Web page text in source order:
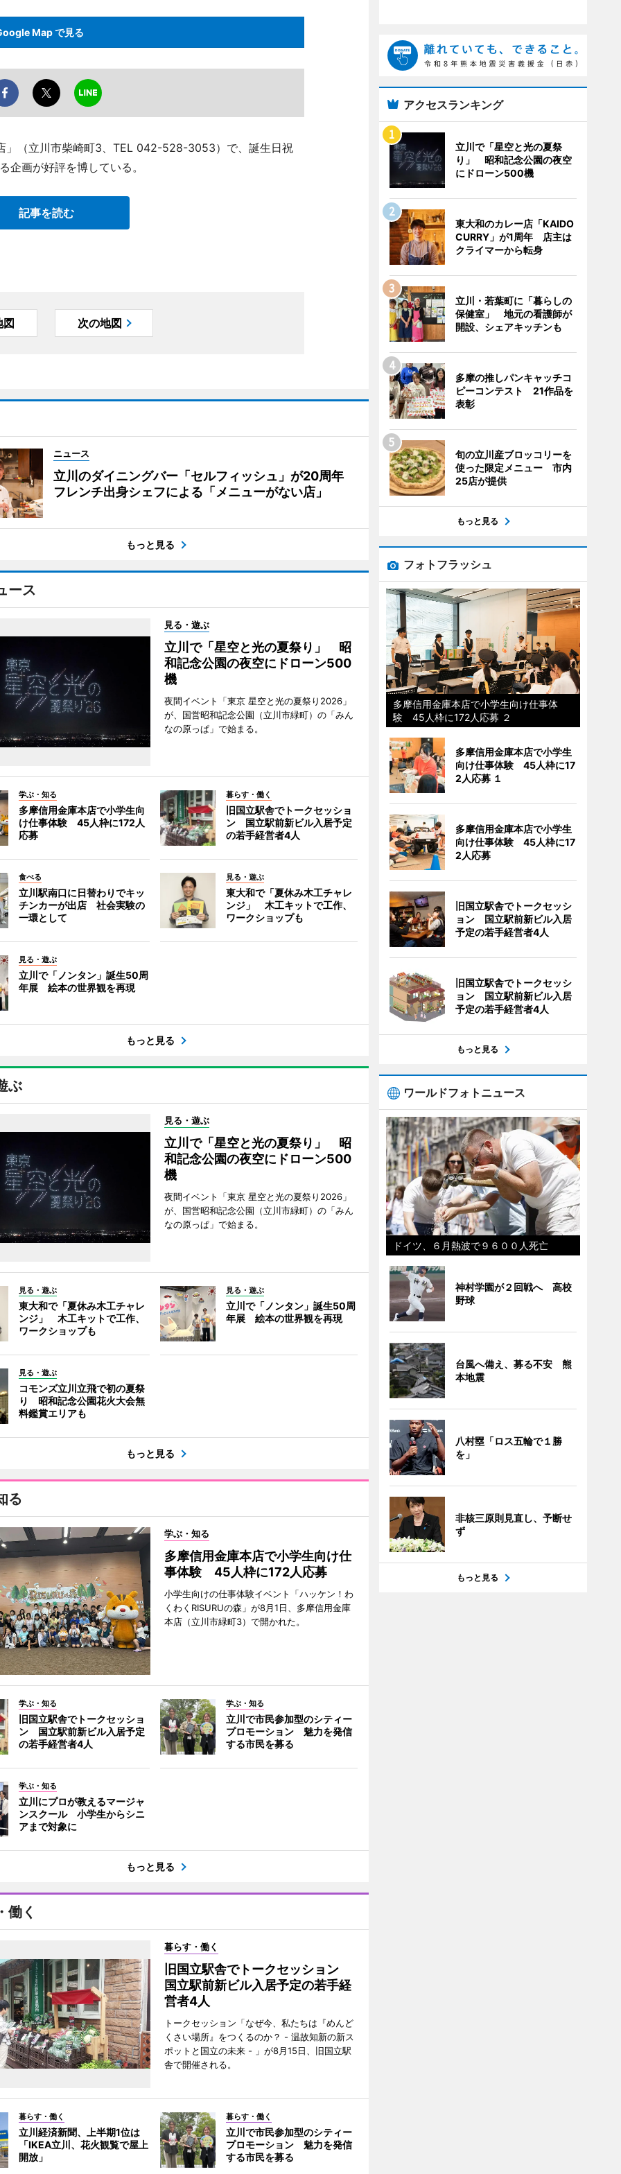
Map で見る
」（立川市柴崎町3、TEL 042-528-3053）で、誕生日祝
企画が好評を博している。
記事を読む
図 次の地図
ニュース
立川のダイニングバー「セルフィッシュ」が20周年
フレンチ出身シェフによる「メニューがない店」
もっと見る
ース
見る・遊ぶ
立川で「星空と光の夏祭り」 昭
和記念公園の夜空にドローン500
機
夜間イベント「東京 星空と光の夏祭り2026」
が、国営昭和記念公園（立川市緑町）の「みん
なの原っぱ」で始まる。
学ぶ・知る
多摩信用金庫本店で小学生向
け仕事体験 45人枠に172人
応募
暮らす・働く
旧国立駅舎でトークセッショ
ン 国立駅前新ビル入居予定
の若手経営者4人
食べる
立川駅南口に日替わりでキッ
チンカーが出店 社会実験の
一環として
見る・遊ぶ
東大和で「夏休み木工チャレ
ンジ」 木工キットで工作、
ワークショップも
見る・遊ぶ
立川で「ノンタン」誕生50周
年展 絵本の世界観を再現
もっと見る
ぶ
見る・遊ぶ
立川で「星空と光の夏祭り」 昭
和記念公園の夜空にドローン500
機
夜間イベント「東京 星空と光の夏祭り2026」
が、国営昭和記念公園（立川市緑町）の「みん
なの原っぱ」で始まる。
見る・遊ぶ
東大和で「夏休み木工チャレ
ンジ」 木工キットで工作、
ワークショップも
見る・遊ぶ
立川で「ノンタン」誕生50周
年展 絵本の世界観を再現
見る・遊ぶ
コモンズ立川立飛で初の夏祭
り 昭和記念公園花火大会無
料鑑賞エリアも
もっと見る
る
学ぶ・知る
多摩信用金庫本店で小学生向け仕
事体験 45人枠に172人応募
小学生向けの仕事体験イベント「ハッケン！わ
くわくRISURUの森」が8月1日、多摩信用金庫
本店（立川市緑町3）で開かれた。
学ぶ・知る
旧国立駅舎でトークセッショ
ン 国立駅前新ビル入居予定
の若手経営者4人
学ぶ・知る
立川で市民参加型のシティー
プロモーション 魅力を発信
する市民を募る
学ぶ・知る
立川にプロが教えるマージャ
ンスクール 小学生からシニ
アまで対象に
もっと見る
働く
暮らす・働く
旧国立駅舎でトークセッション
国立駅前新ビル入居予定の若手経
営者4人
トークセッション「なぜ今、私たちは『めんど
くさい場所』をつくるのか？ - 温故知新の新ス
ポットと国立の未来 - 」が8月15日、旧国立駅
舎で開催される。
暮らす・働く
立川経済新聞、上半期1位は
「IKEA立川、花火観覧で屋上
開放」
暮らす・働く
立川で市民参加型のシティー
プロモーション 魅力を発信
する市民を募る
アクセスランキング
立川で「星空と光の夏祭
り」 昭和記念公園の夜空
にドローン500機
東大和のカレー店「KAIDO
CURRY」が1周年 店主は
クライマーから転身
立川・若葉町に「暮らしの
保健室」 地元の看護師が
開設、シェアキッチンも
多摩の推しパンキャッチコ
ピーコンテスト 21作品を
表彰
旬の立川産ブロッコリーを
使った限定メニュー 市内
25店が提供
もっと見る
フォトフラッシュ
多摩信用金庫本店で小学生向け仕事体
験 45人枠に172人応募 ２
多摩信用金庫本店で小学生
向け仕事体験 45人枠に17
2人応募 １
多摩信用金庫本店で小学生
向け仕事体験 45人枠に17
2人応募
旧国立駅舎でトークセッシ
ョン 国立駅前新ビル入居
予定の若手経営者4人
旧国立駅舎でトークセッシ
ョン 国立駅前新ビル入居
予定の若手経営者4人
もっと見る
ワールドフォトニュース
ドイツ、６月熱波で９６００人死亡
神村学園が２回戦へ 高校
野球
台風へ備え、募る不安 熊
本地震
八村塁「ロス五輪で１勝
を」
非核三原則見直し、予断せ
ず
もっと見る